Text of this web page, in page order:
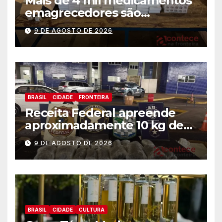
emagrecedores são
apreendidos pela Receita
Federal
9 DE AGOSTO DE 2026
BRASIL CIDADE FRONTEIRA
Receita Federal apreende
aproximadamente 10 kg de
substância análoga ao
capulho
9 DE AGOSTO DE 2026
BRASIL CIDADE CULTURA